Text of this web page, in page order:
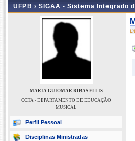
UFPB › SIGAA - Sistema Integrado
MARIA GUIOMAR RIBAS ELLIS
CCTA - DEPARTAMENTO DE EDUCAÇÃO
MUSICAL
Perfil Pessoal
Disciplinas Ministradas